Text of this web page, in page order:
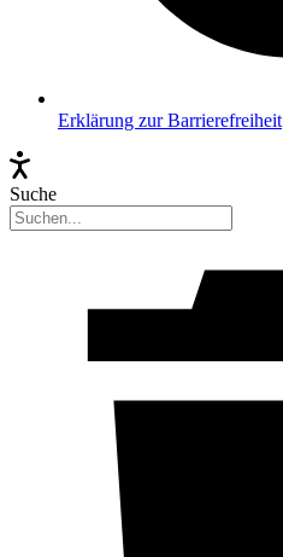
Erklärung zur Barrierefreiheit
Suche